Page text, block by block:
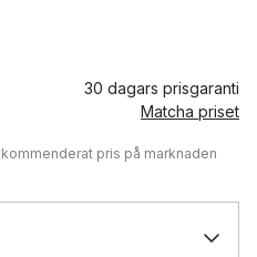
30 dagars prisgaranti
Matcha priset
pris på marknaden